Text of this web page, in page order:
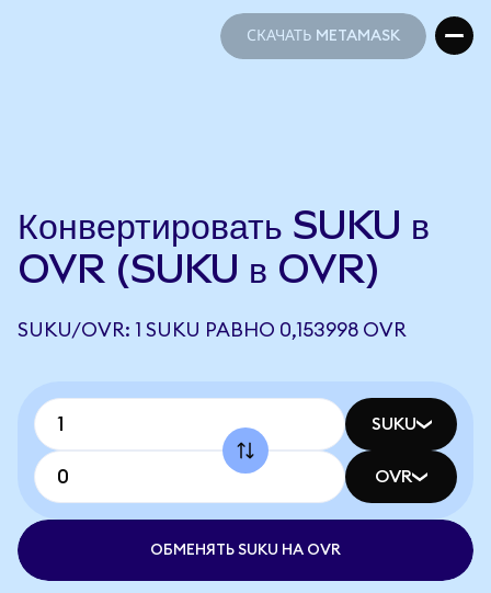
СКАЧАТЬ METAMASK
Конвертировать SUKU в
OVR (SUKU в OVR)
SUKU/OVR: 1 SUKU РАВНО 0,153998 OVR
SUKU
OVR
ОБМЕНЯТЬ SUKU НА OVR